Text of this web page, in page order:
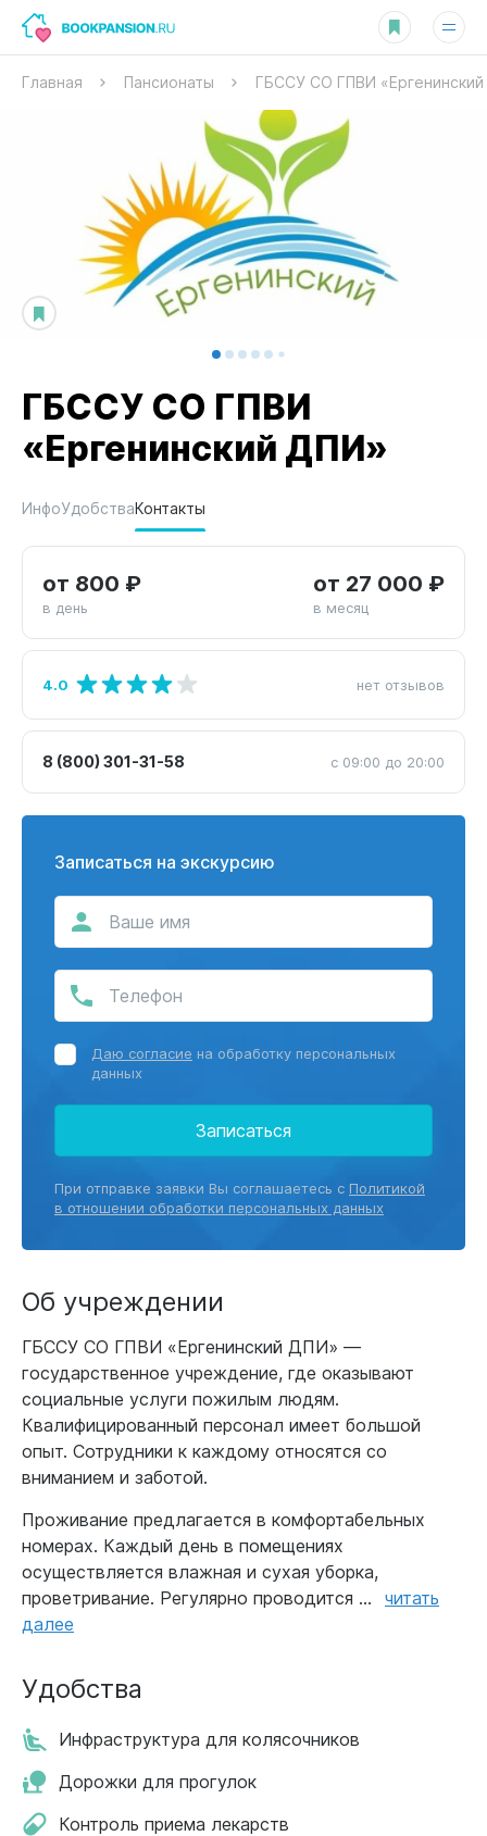
Главная Пансионаты ГБССУ СО ГПВИ
ГБССУ СО ГПВИ
«Ергенинский ДПИ»
ИнфоУдобстваКонтакты
от 800 ₽
в день
от 27 000 ₽
в месяц
4.0 нет отзывов
8 (800) 301-31-58 с 09:00 до 20:00
Записаться на экскурсию
Даю согласие на обработку персональных
данных
Записаться
При отправке заявки Вы соглашаетесь с Политикой
в отношении обработки персональных данных
Об учреждении
ГБССУ СО ГПВИ «Ергенинский ДПИ» —
государственное учреждение, где оказывают
социальные услуги пожилым людям.
Квалифицированный персонал имеет большой
опыт. Сотрудники к каждому относятся со
вниманием и заботой.
Проживание предлагается в комфортабельных
номерах. Каждый день в помещениях
осуществляется влажная и сухая уборка,
проветривание. Регулярно проводится ...
читать
далее
Удобства
Инфраструктура для колясочников
Дорожки для прогулок
Контроль приема лекарств